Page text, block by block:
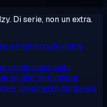
Di serie, non un extra.
e memoria di ultima
dischi meccanici
ad alto throughput
isolamento hardware